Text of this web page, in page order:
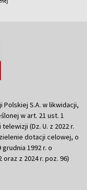
S.A. w likwidacji,
w art. 21 ust. 1
(Dz. U. z 2022 r.
dotacji celowej, o
1992 r. o
z 2024 r. poz. 96)